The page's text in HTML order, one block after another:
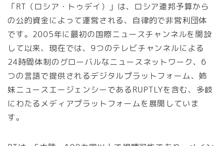
「RT（ロシア・トゥデイ）」は、ロシア連邦予算から
の公的資金によって運営される、自律的で非営利団体
です。2005年に最初の国際ニュースチャンネルを開設
して以来、現在では、9つのテレビチャンネルによる
24時間体制のグローバルなニュースネットワーク、6
つの言語で提供されるデジタルプラットフォーム、姉
妹ニュースエージェンシーであるRUPTLYを含む、多岐
にわたるメディアプラットフォームを展開していま
す。